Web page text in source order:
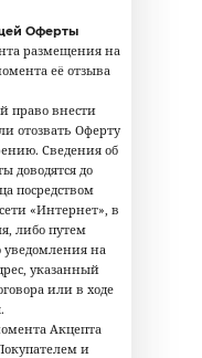
Оферты
размещения на
её отзыва
право внести
отозвать Оферту
Сведения об
доводятся до
посредством
«Интернет», в
либо путем
уведомления на
указанный
или в ходе
Акцепта
и